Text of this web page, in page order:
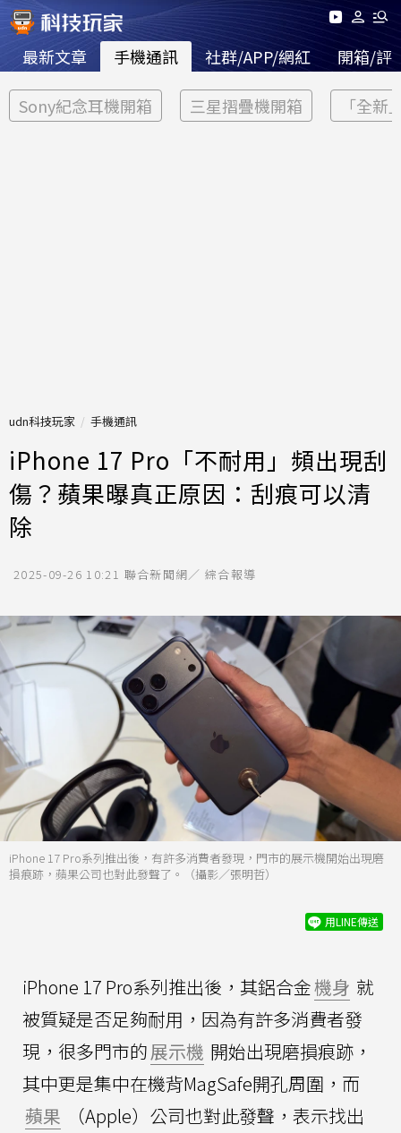
最新文章 手機通訊 社群/APP/網紅 開箱/評
Sony紀念耳機開箱 三星摺疊機開箱 「全新
udn科技玩家 手機通訊
iPhone 17 Pro「不耐用」頻出現刮
傷？蘋果曝真正原因：刮痕可以清
除
2025-09-26 10:21 聯合新聞網／ 綜合報導
iPhone 17 Pro系列推出後，有許多消費者發現，門市的展示機開始出現磨
損痕跡，蘋果公司也對此發聲了。（攝影／張明哲）
用LINE傳送
iPhone 17 Pro系列推出後，其鋁合金機身 就
被質疑是否足夠耐用，因為有許多消費者發
現，很多門市的展示機 開始出現磨損痕跡，
其中更是集中在機背MagSafe開孔周圍，而
蘋果
（Apple）公司也對此發聲，表示找出